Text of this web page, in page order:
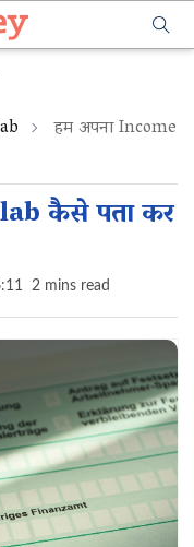
हम अपना Income
कैसे पता कर
2 mins read